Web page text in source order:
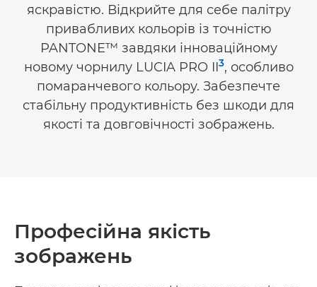
яскравістю. Відкрийте для себе палітру
привабливих кольорів із точністю
PANTONE™ завдяки інноваційному
новому чорнилу LUCIA PRO II3, особливо
помаранчевого кольору. Забезпечте
стабільну продуктивність без шкоди для
якості та довговічності зображень.
Професійна якість
зображень